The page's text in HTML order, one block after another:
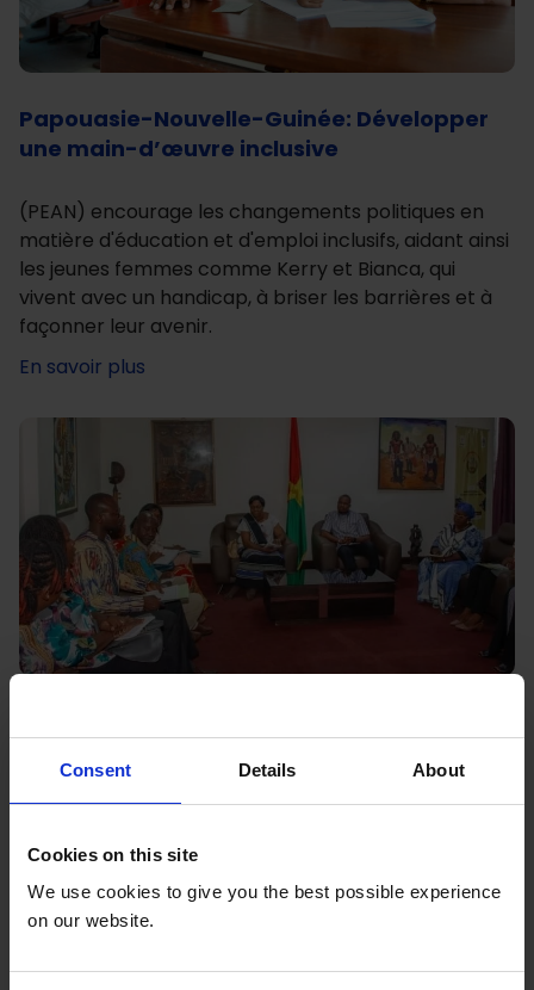
Consent Details About
Cookies on this site
We use cookies to give you the best possible experience
on our website.
Papouasie-Nouvelle-Guinée: Développer
une main-d’œuvre inclusive
(PEAN) encourage les changements politiques en
matière d'éducation et d'emploi inclusifs, aidant ainsi
les jeunes femmes comme Kerry et Bianca, qui
vivent avec un handicap, à briser les barrières et à
façonner leur avenir.
En savoir plus
Comment les jeunes militants se mobilisent
pour mettre fin aux mariages précoces au
Burkina Faso
Au Burkina Faso, la société civile et les jeunes
militants ont contribué à sensibiliser l'opinion
publique aux lacunes juridiques concernant le
mariage des enfants. Ils ont plaidé en faveur d'une